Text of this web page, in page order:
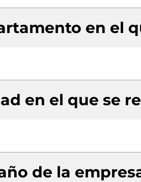
en el
en el que se
de la